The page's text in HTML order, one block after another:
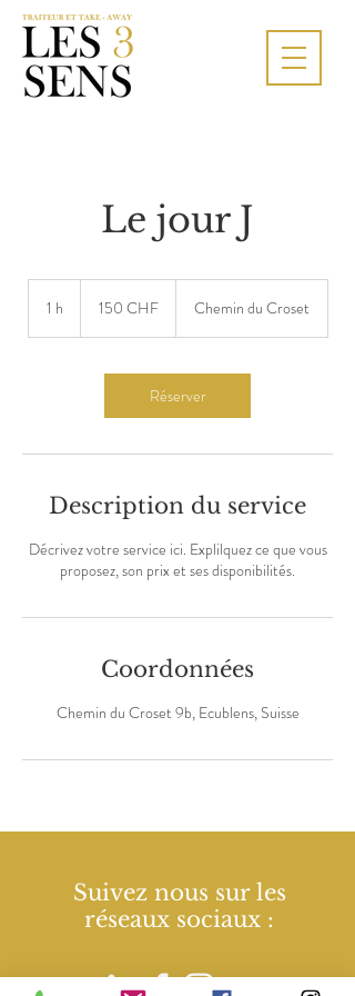
Le jour J
1 h
suisses
150 CHF Chemin du Croset
Réserver
Description du service
Décrivez votre service ici. Explilquez ce que vous
proposez, son prix et ses disponibilités.
Coordonnées
Chemin du Croset 9b, Ecublens, Suisse
Suivez nous sur les
réseaux sociaux :